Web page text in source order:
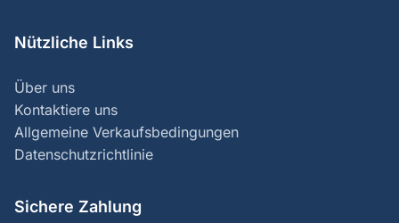
Nützliche Links
Über uns
Kontaktiere uns
Allgemeine Verkaufsbedingungen
Datenschutzrichtlinie
Sichere Zahlung